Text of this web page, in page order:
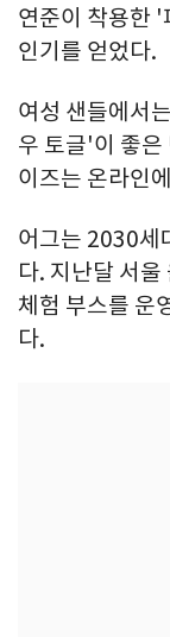
연준이 착용한
인기를 얻었다.
여성 샌들에서
우 토글'이 좋은
이즈는 온라인
어그는 2030세
다. 지난달 서
체험 부스를 운
다.